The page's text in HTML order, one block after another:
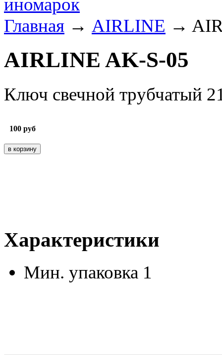
Главная → AIRLINE →
AIRLINE AK-S-05
Ключ свечной трубчатый
100 руб
Характеристики
Мин. упаковка 1